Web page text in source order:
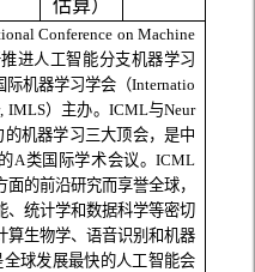
估算）
Conference on Machine
进人工智能分支机器学习
际机器学习学会（Internatio
IMLS）主办。 ICML与Neur
机器学习三大顶会，是中
A类国际学术会议。ICML
的前沿研究而享誉全球，
、统计学和数据科学等密切
算生物学、语音识别和机器
全球发展最快的人工智能会